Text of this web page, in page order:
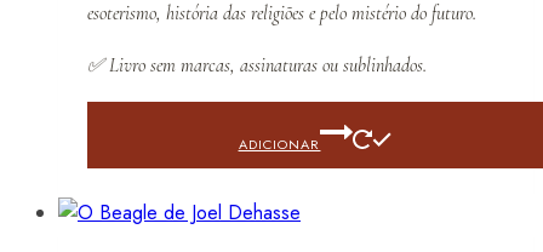
esoterismo, história das religiões e pelo mistério do futuro.
✅Livro sem marcas, assinaturas ou sublinhados.
ADICIONAR